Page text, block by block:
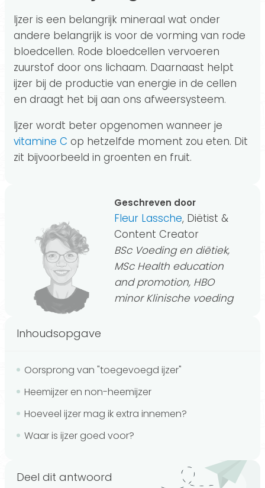
Ijzer is een belangrijk mineraal wat onder
andere belangrijk is voor de vorming van rode
bloedcellen. Rode bloedcellen vervoeren
zuurstof door ons lichaam. Daarnaast helpt
ijzer bij de productie van energie in de cellen
en draagt het bij aan ons afweersysteem.
Ijzer wordt beter opgenomen wanneer je
vitamine C op hetzelfde moment zou eten. Dit
zit bijvoorbeeld in groenten en fruit.
Geschreven door
Fleur Lassche, Diëtist &
Content Creator
BSc Voeding en diëtiek,
MSc Health education
and promotion, HBO
minor Klinische voeding
Inhoudsopgave
Oorsprong van "toegevoegd ijzer"
Heemijzer en non-heemijzer
Hoeveel ijzer mag ik extra innemen?
Waar is ijzer goed voor?
Deel dit antwoord